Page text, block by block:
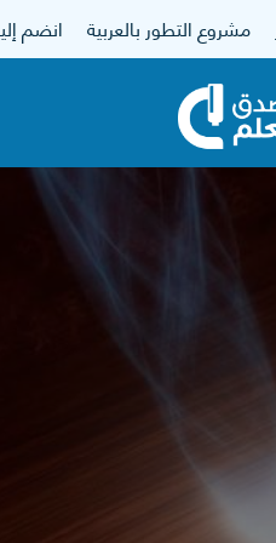
مشروع التطور بالعربية انضم